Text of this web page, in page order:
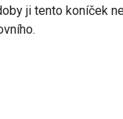
ji tento koníček